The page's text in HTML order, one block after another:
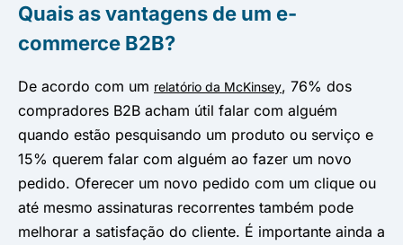
Quais as vantagens de um e-
commerce B2B?
De acordo com um relatório da McKinsey, 76% dos
compradores B2B acham útil falar com alguém
quando estão pesquisando um produto ou serviço e
15% querem falar com alguém ao fazer um novo
pedido. Oferecer um novo pedido com um clique ou
até mesmo assinaturas recorrentes também pode
melhorar a satisfação do cliente. É importante ainda a